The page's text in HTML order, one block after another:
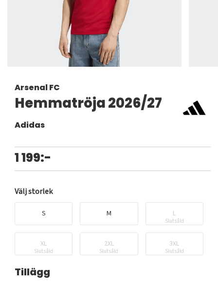
Arsenal FC
Hemmatröja 2026/27
Adidas
1 199:-
Välj storlek
S M L
Slutsåld
XL
Slutsåld
2XL
Slutsåld
3XL
Slutsåld
Tillägg